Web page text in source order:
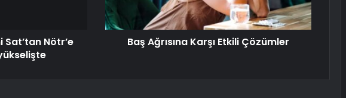
Sat’tan Nötr’e
Baş Ağrısına Karşı Etkili Çözümler